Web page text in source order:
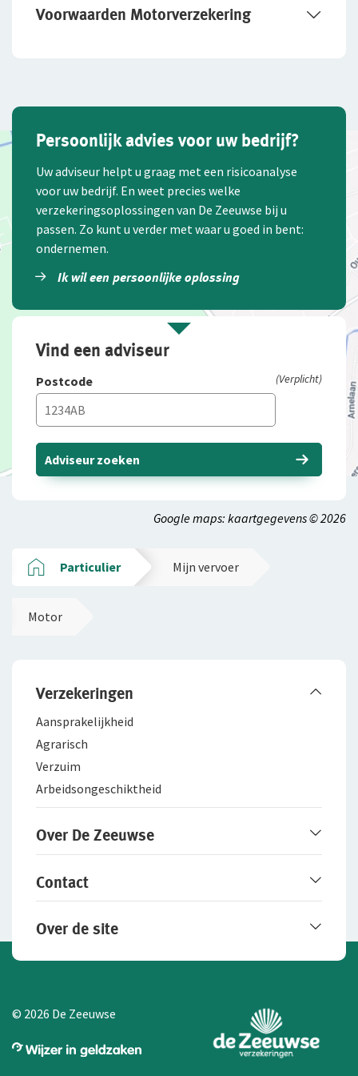
u aan wedstrijden deelneemt;
welke situaties wel en niet verzekerd zijn. Ook uw
adviseur geeft u graag een toelichting.
Voorwaarden Motorverzekering
Persoonlijk advies voor uw bedrijf?
Uw adviseur helpt u graag met een risicoanalyse
voor uw bedrijf. En weet precies welke
verzekeringsoplossingen van De Zeeuwse bij u
passen. Zo kunt u verder met waar u goed in bent:
ondernemen.
Ik wil een persoonlijke oplossing
Vind een adviseur
Postcode (Verplicht)
Adviseur zoeken
Google maps: kaartgegevens © 2026
Particulier Mijn vervoer
Motor
Verzekeringen
Aansprakelijkheid
Agrarisch
Verzuim
Arbeidsongeschiktheid
Over De Zeeuwse
Werken bij De Zeeuwse
Contact
Contactgegevens
Over de site
Disclaimer
© 2026 De Zeeuwse